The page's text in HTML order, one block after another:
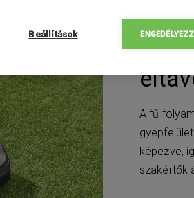
A fű
képezve,
szakértők
Beállítások